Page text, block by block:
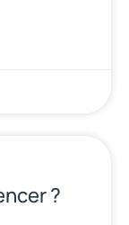
?